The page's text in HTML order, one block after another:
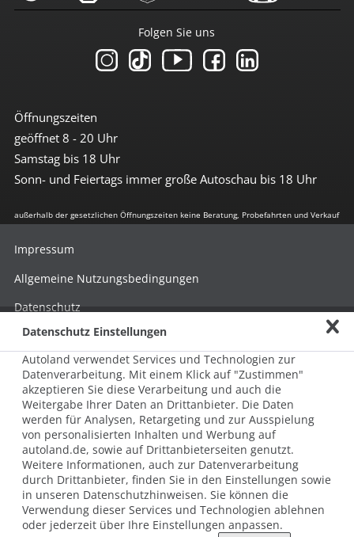
Öffnungszeiten
geöffnet 8 - 20 Uhr
Samstag bis 18 Uhr
Sonn- und Feiertags immer große Autoschau bis 18 Uhr
Folgen Sie uns
außerhalb der gesetzlichen Öffnungszeiten keine Beratung, Probefahrten und Verkauf
© 2026 AUTOLAND 24 SE & Co. Betriebs KG
Werner-von-Siemens-Str. 2, 06796 Brehna, Deutschland
Impressum
Allgemeine Nutzungsbedingungen
Datenschutz
Hinweisgebersystem nach HinSchG
Beschwerde nach LkSG
Grundsatzerklärung zum LkSG
Datenschutz Einstellungen
Autoland verwendet Services und Technologien zur
Datenverarbeitung. Mit einem Klick auf "Zustimmen"
akzeptieren Sie diese Verarbeitung und auch die
Weitergabe Ihrer Daten an Drittanbieter. Die Daten
werden für Analysen, Retargeting und zur Ausspielung
von personalisierten Inhalten und Werbung auf
autoland.de, sowie auf Drittanbieterseiten genutzt.
Weitere Informationen, auch zur Datenverarbeitung
durch Drittanbieter, finden Sie in den Einstellungen sowie
in unseren Datenschutzhinweisen. Sie können die
Verwendung dieser Services und Technologien ablehnen
oder jederzeit über Ihre Einstellungen anpassen.